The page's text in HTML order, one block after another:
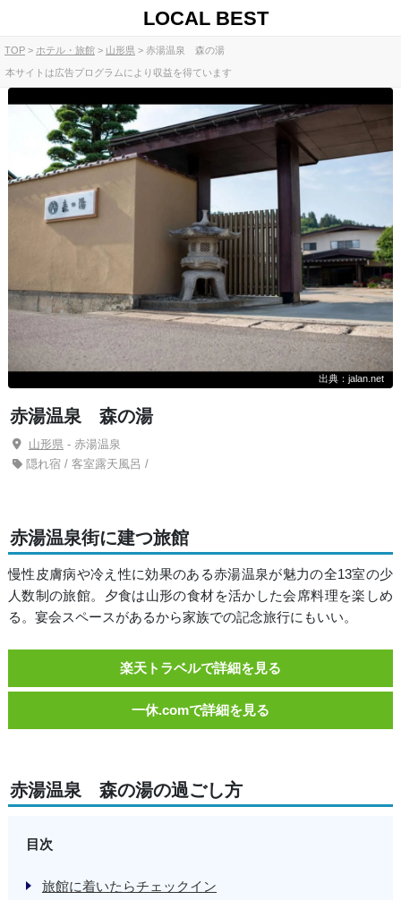
LOCAL BEST
TOP ホテル・旅館 山形県 赤湯温泉 森の湯
本サイトは広告プログラムにより収益を得ています
出典：jalan.net
赤湯温泉 森の湯
山形県- 赤湯温泉
隠れ宿 / 客室露天風呂 /
赤湯温泉街に建つ旅館
慢性皮膚病や冷え性に効果のある赤湯温泉が魅力の全13室の少
人数制の旅館。夕食は山形の食材を活かした会席料理を楽しめ
る。宴会スペースがあるから家族での記念旅行にもいい。
楽天トラベルで詳細を見る
一休.comで詳細を見る
赤湯温泉 森の湯の過ごし方
目次
旅館に着いたらチェックイン